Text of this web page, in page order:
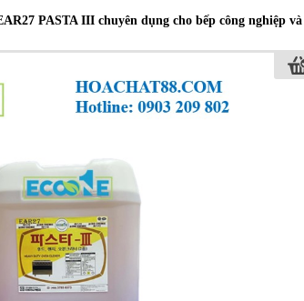
PASTA III chuyên dụng cho bếp công nghiệp và